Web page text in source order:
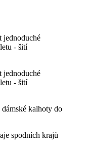
spodních krajů